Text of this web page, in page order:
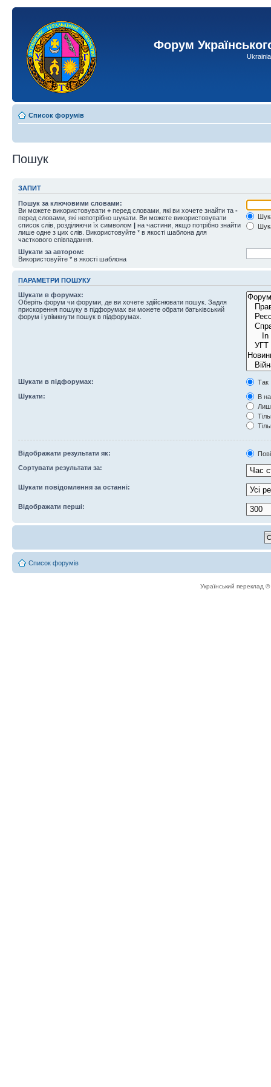
Форум
Список форумів
Пошук
ЗАПИТ
Пошук за ключовими словами:
Ви можете використовувати + перед словами, які ви хочете знайти та -
перед словами, які непотрібно шукати. Ви можете використовувати
список слів, розділяючи їх символом | на частини, якщо потрібно знайти
лише одне з цих слів. Використовуйте * в якості шаблона для
часткового співпадання.
Шукати за автором:
Використовуйте * в якості шаблона
ПАРАМЕТРИ ПОШУКУ
Шукати в форумах:
Оберіть форум чи форуми, де ви хочете здійснювати пошук. Задля
прискорення пошуку в підфорумах ви можете обрати батьківський
форум і увімкнути пошук в підфорумах.
Шукати в підфорумах:
Так
Шукати:
В
Відображати результати як:
Сортувати результати за:
Шукати повідомлення за останні:
Відображати перші:
Список форумів
Український переклад